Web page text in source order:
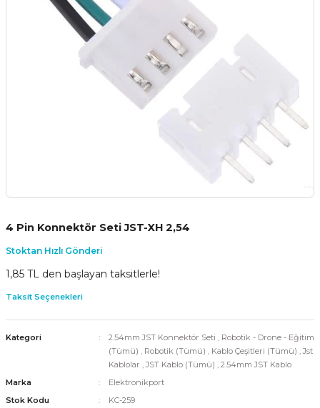
4 Pin Konnektör Seti JST-XH 2,54
Stoktan Hızlı Gönderi
1,85 TL den başlayan taksitlerle!
Taksit Seçenekleri
Kategori 2.54mm JST Konnektör Seti , Robotik - Drone - Eğitim
(Tümü) , Robotik (Tümü) , Kablo Çeşitleri (Tümü) ,Jst
Kablolar ,JST Kablo (Tümü) , 2.54mm JST Kablo
Marka
Elektronikport
Stok Kodu
KC-259